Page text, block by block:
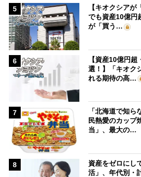
5
【キオクシア
でも資産10億円
が「買う…
6
【資産10億円
選！】「キオク
れる期待の高…
7
「北海道で知
民熱愛のカップ
当」、最大の…
8
資産をゼロにし
活」、年代別・